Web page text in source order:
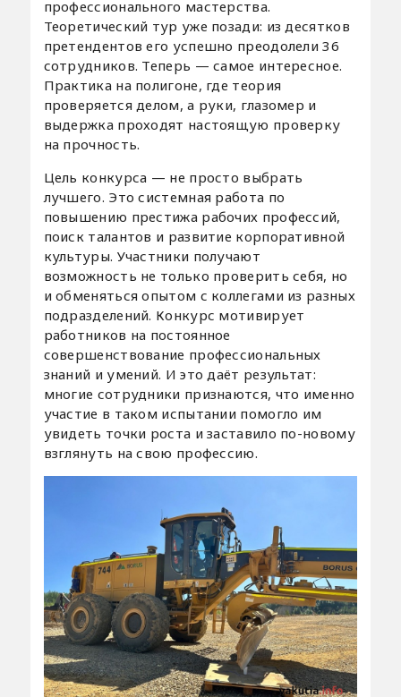
профессионального мастерства.
Теоретический тур уже позади: из десятков
претендентов его успешно преодолели 36
сотрудников. Теперь — самое интересное.
Практика на полигоне, где теория
проверяется делом, а руки, глазомер и
выдержка проходят настоящую проверку
на прочность.
Цель конкурса — не просто выбрать
лучшего. Это системная работа по
повышению престижа рабочих профессий,
поиск талантов и развитие корпоративной
культуры. Участники получают
возможность не только проверить себя, но
и обменяться опытом с коллегами из разных
подразделений. Конкурс мотивирует
работников на постоянное
совершенствование профессиональных
знаний и умений. И это даёт результат:
многие сотрудники признаются, что именно
участие в таком испытании помогло им
увидеть точки роста и заставило по-новому
взглянуть на свою профессию.